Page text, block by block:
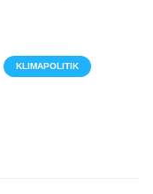
KLIMAPOLITIK